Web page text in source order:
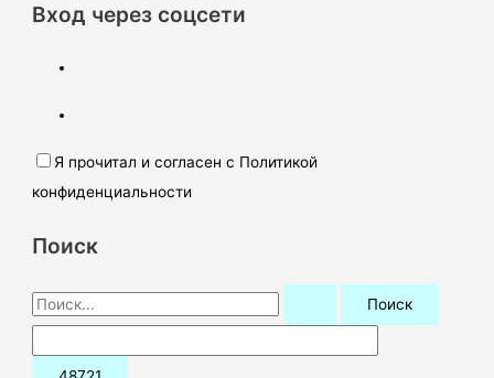
Вход через соцсети
Я прочитал и согласен с Политикой
конфиденциальности
Поиск
П
о
и